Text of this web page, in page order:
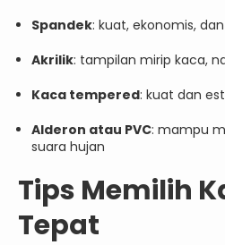
Spandek: kuat, ekonomis,
Akrilik: tampilan mirip kaca,
Kaca tempered: kuat dan
Alderon atau PVC: mampu
suara hujan
Tips Memilih
Tepat